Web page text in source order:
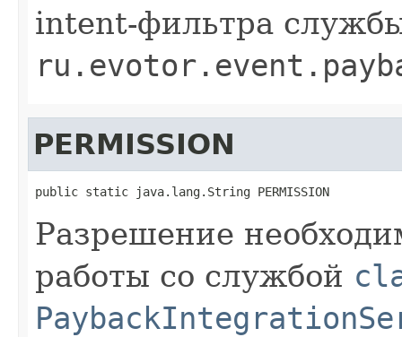
intent-фильтра
PERMISSION
public static java.lang.String PERMISSION
Разрешение
работы со службой